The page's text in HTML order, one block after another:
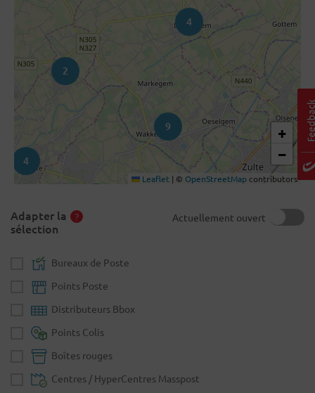
Adapter la
sélection
Actuellement ouvert
Bureaux de Poste
Points Poste
Distributeurs Bbox
Points Colis
Boîtes rouges
Centres / HyperCentres Masspost
9
2
4
4
+
−
Leaflet | © OpenStreetMap contributors